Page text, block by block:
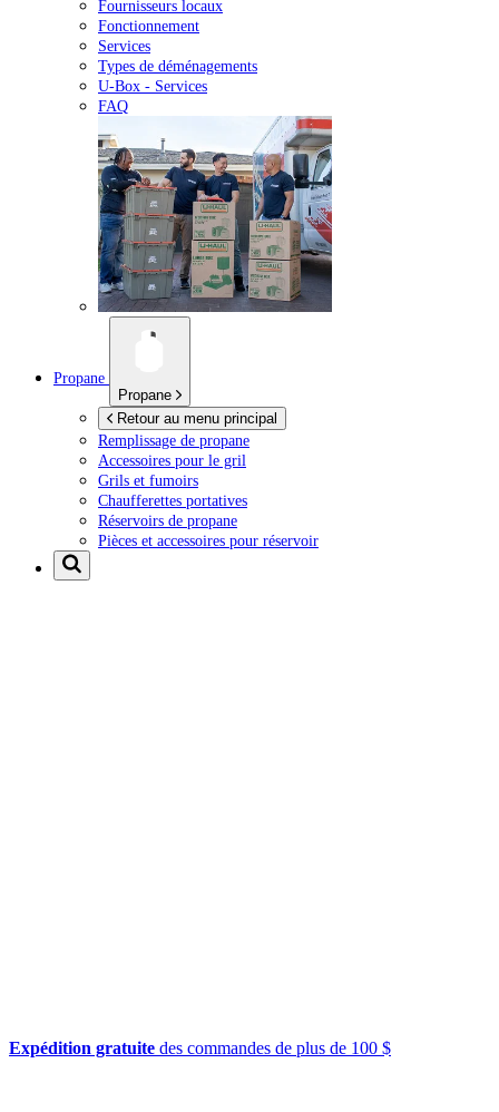
Fournisseurs locaux
Fonctionnement
Services
Types de déménagements
U-Box - Services
FAQ
Propane
Propane
Retour au menu principal
Remplissage de propane
Accessoires pour le gril
Grils et fumoirs
Chaufferettes portatives
Réservoirs de propane
Pièces et accessoires pour réservoir
Expédition gratuite des commandes de plus de 100 $